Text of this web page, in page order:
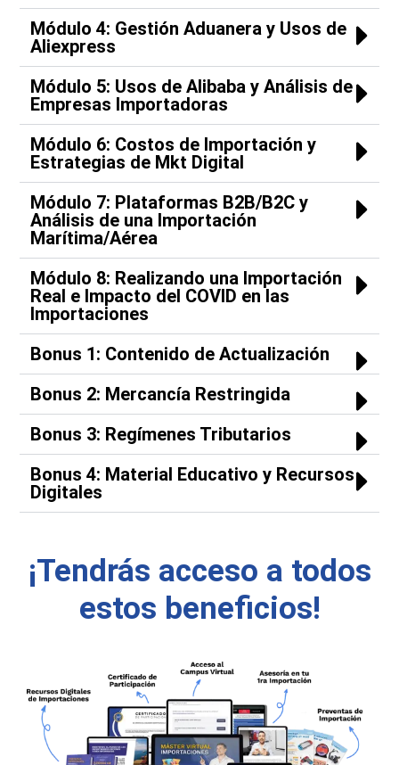
Módulo 4: Gestión Aduanera y Usos de
Aliexpress
Módulo 5: Usos de Alibaba y Análisis de
Empresas Importadoras
Módulo 6: Costos de Importación y
Estrategias de Mkt Digital
Módulo 7: Plataformas B2B/B2C y
Análisis de una Importación
Marítima/Aérea
Módulo 8: Realizando una Importación
Real e Impacto del COVID en las
Importaciones
Bonus 1: Contenido de Actualización
Bonus 2: Mercancía Restringida
Bonus 3: Regímenes Tributarios
Bonus 4: Material Educativo y Recursos
Digitales
¡Tendrás acceso a todos
estos beneficios!